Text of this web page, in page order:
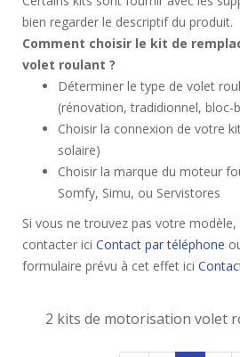
bien regarder le descriptif du produit.
Comment choisir le kit de
volet roulant ?
Déterminer le type de volet
(rénovation, tradidionnel, bloc-
Choisir la connexion de votre
solaire)
Choisir la marque du moteur
Somfy, Simu, ou Servistores
Si vous ne trouvez pas votre
contacter ici Contact par téléphone
formulaire prévu à cet effet ici
2 kits de motorisation volet